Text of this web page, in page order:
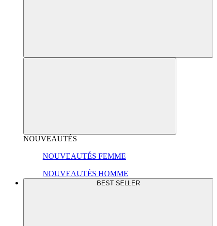
NOUVEAUTÉS
NOUVEAUTÉS FEMME
NOUVEAUTÉS HOMME
BEST SELLER